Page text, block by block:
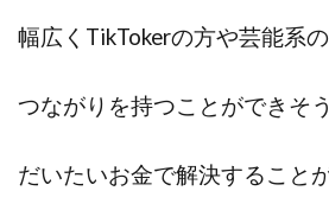
幅広くTikTokerの方や芸能系
つながりを持つことができそう
だいたいお金で解決すること